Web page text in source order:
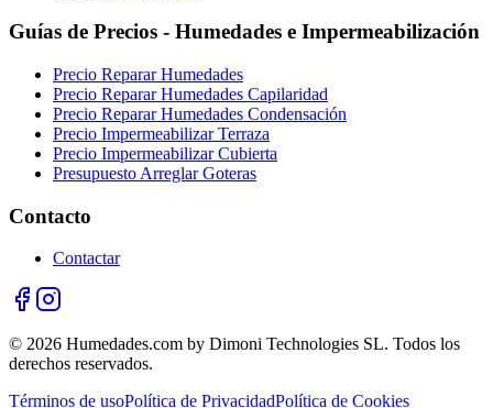
Guías de Precios - Humedades e Impermeabilización
Precio Reparar Humedades
Precio Reparar Humedades Capilaridad
Precio Reparar Humedades Condensación
Precio Impermeabilizar Terraza
Precio Impermeabilizar Cubierta
Presupuesto Arreglar Goteras
Contacto
Contactar
© 2026 Humedades.com by Dimoni Technologies SL. Todos los
derechos reservados.
Términos de usoPolítica de PrivacidadPolítica de Cookies